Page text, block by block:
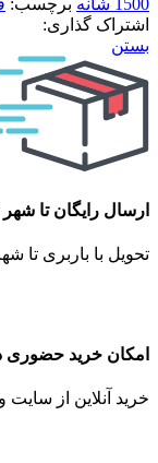
1500 شانه برچسب:
اشتراک گذاری:
بستن
ارسال رایگان تا
تحویل با باربری تا
امکان خرید حضوری
خرید آنلاین از